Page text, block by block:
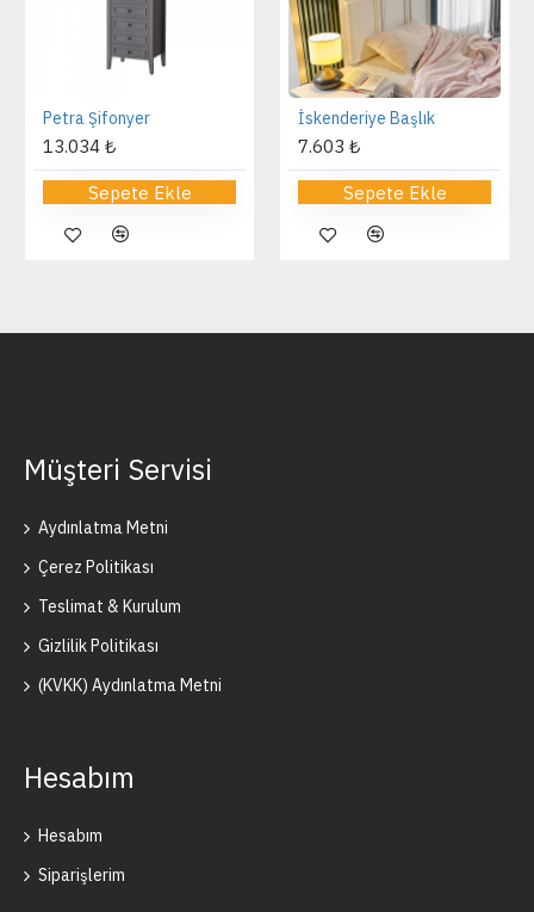
Petra Şifonyer
13.034 ₺
Sepete Ekle
İskenderiye Başlık
7.603 ₺
Sepete Ekle
Müşteri Servisi
Aydınlatma Metni
Çerez Politikası
Teslimat & Kurulum
Gizlilik Politikası
(KVKK) Aydınlatma Metni
Hesabım
Hesabım
Siparişlerim